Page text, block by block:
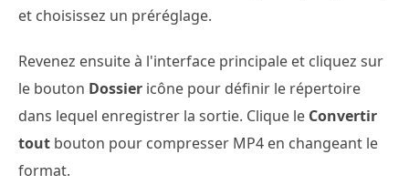
et choisissez un préréglage.
Revenez ensuite à l'interface principale et cliquez sur
le bouton Dossier icône pour définir le répertoire
dans lequel enregistrer la sortie. Clique le Convertir
tout bouton pour compresser MP4 en changeant le
format.